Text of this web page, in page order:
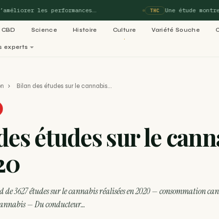
les performances… Une étude montre
CBD Science Histoire Culture Variété Souche
experts
: Variétés cannabis : le
dans le
99…
RECETTE
› Bilan des études sur le cannabis…
études sur le
de 3627 études sur le cannabis réalisées en 2020 — consommation
— Du conducteur…